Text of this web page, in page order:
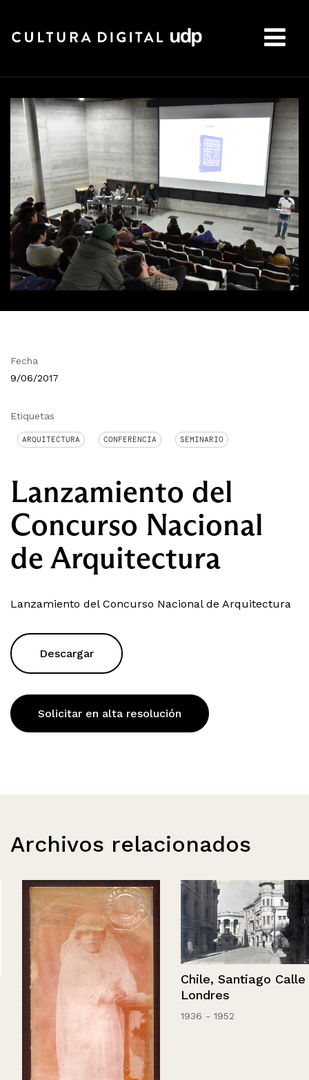
Fecha
9/06/2017
Etiquetas
ARQUITECTURA CONFERENCIA SEMINARIO
Lanzamiento del
Concurso Nacional
de Arquitectura
Lanzamiento del Concurso Nacional de Arquitectura
Descargar
Solicitar en alta resolución
Archivos relacionados
Chile, Santiago Calle
Londres
1936 - 1952